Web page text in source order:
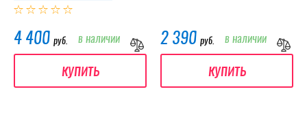
4 400 руб. в наличии
купить
2 390 руб. в наличии
купить